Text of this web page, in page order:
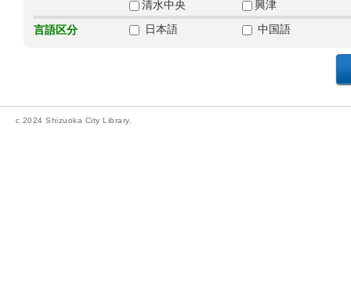
清水中央
興津
言語区分
日本語 中国語
c 2024 Shizuoka City Library.